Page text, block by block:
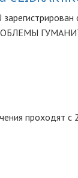
проходят с